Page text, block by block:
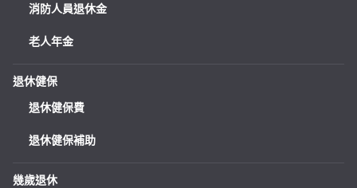
消防人員退休金
老人年金
退休健保
退休健保費
退休健保補助
幾歲退休